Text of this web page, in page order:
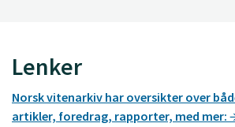
Lenker
Norsk vitenarkiv har oversikter over
artikler, foredrag, rapporter, med mer: